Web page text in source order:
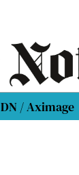
/ Aximage